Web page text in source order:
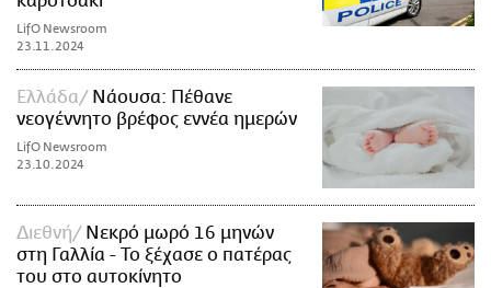
LifO Newsroom
23.11.2024
Ελλάδα
Νάουσα: Πέθανε
νεογέννητο βρέφος εννέα ημερών
LifO Newsroom
23.10.2024
Διεθνή
Νεκρό μωρό 16 μηνών
στη Γαλλία - Το ξέχασε ο πατέρας
του στο αυτοκίνητο